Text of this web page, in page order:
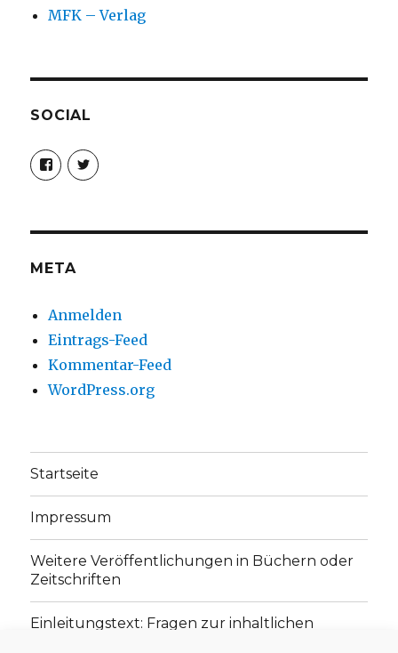
MFK – Verlag
SOCIAL
Profil
von
christoph.fleischer1
anzeigen
Profil
von
anzeigen
META
Anmelden
Eintrags-Feed
Kommentar-Feed
WordPress.org
Startseite
Impressum
Weitere Veröffentlichungen in Büchern oder
Zeitschriften
Einleitungstext: Fragen zur inhaltlichen